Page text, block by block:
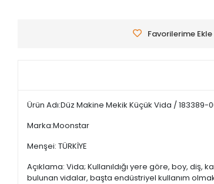
Favorilerime Ekle
Ürün Adı:Düz Makine Mekik Küçük Vida / 183389-
Marka:Moonstar
Menşei: TÜRKİYE
Açıklama: Vida; Kullanıldığı yere göre, boy, diş,
bulunan vidalar, başta endüstriyel kullanım